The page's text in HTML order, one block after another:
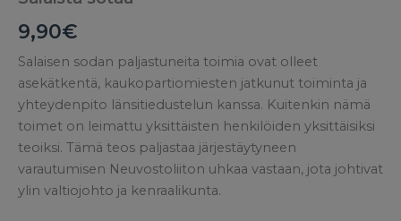
9,90€
Salaisen sodan paljastuneita toimia ovat olleet
asekätkentä, kaukopartiomiesten jatkunut toiminta ja
yhteydenpito länsitiedustelun kanssa. Kuitenkin nämä
toimet on leimattu yksittäisten henkilöiden yksittäisiksi
teoiksi. Tämä teos paljastaa järjestäytyneen
varautumisen Neuvostoliiton uhkaa vastaan, jota johtivat
ylin valtiojohto ja kenraalikunta.